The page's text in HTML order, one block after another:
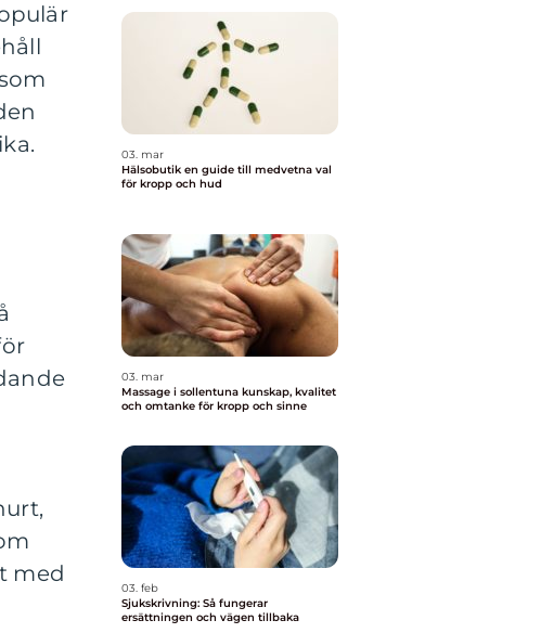
med
03. mar
Hälsobutik en guide till medvetna val
för kropp och hud
03. mar
Massage i sollentuna kunskap, kvalitet
och omtanke för kropp och sinne
03. feb
Sjukskrivning: Så fungerar
ersättningen och vägen tillbaka